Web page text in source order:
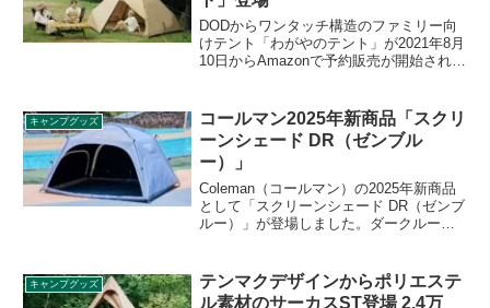
DODからワンタッチ構造のファミリー向
けテント「わがやのテント」が2021年8月
10日からAmazonで予約販売が開始されま
ントです。詳細をレビューします。
キャンプグッズ
コールマン2025年新商品「スクリ
ーンシェード DR（ゼンブル
ー）」
Coleman（コールマン）の2025年新商品
として「スクリーンシェード DR（ゼンブ
ルー）」が登場しました。ダークルーム
ェードで、2025年限定カラーとしてゼン
ブルーが新たに登場しました。詳細をレ
キャンプグッズ
テンマクデザインからポリエステ
ル素材のサーカスST登場 2.4万